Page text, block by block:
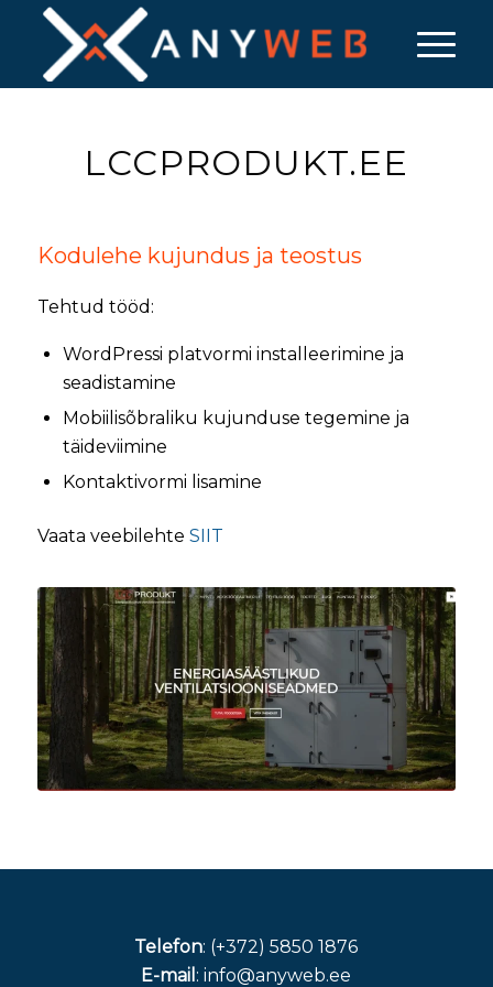
LCCPRODUKT.EE
Kodulehe kujundus ja teostus
Tehtud tööd:
WordPressi platvormi installeerimine ja
seadistamine
Mobiilisõbraliku kujunduse tegemine ja
täideviimine
Kontaktivormi lisamine
Vaata veebilehte SIIT
Telefon: (+372) 5850 1876
E-mail : info@anyweb.ee